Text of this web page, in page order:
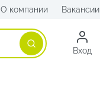
О компании Вакансии
Поиск
Вход